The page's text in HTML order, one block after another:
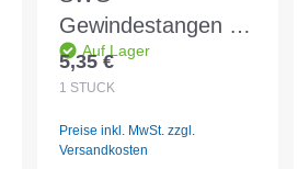
Gewindestangen vz
1mtr M8
Auf Lager
Regulärer Preis:
5,35 €
1 STÜCK
Preise inkl. MwSt. zzgl.
Versandkosten